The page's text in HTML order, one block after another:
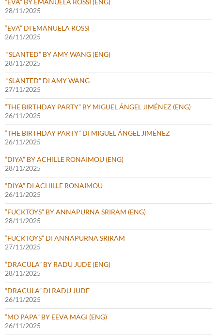
“EVA” BY EMANUELA ROSSI (ENG)
28/11/2025
“EVA” DI EMANUELA ROSSI
26/11/2025
“SLANTED” BY AMY WANG (ENG)
28/11/2025
“SLANTED” DI AMY WANG
27/11/2025
“THE BIRTHDAY PARTY” BY MIGUEL ÁNGEL JIMÉNEZ (ENG)
26/11/2025
“THE BIRTHDAY PARTY” DI MIGUEL ÁNGEL JIMÉNEZ
26/11/2025
“DIYA” BY ACHILLE RONAIMOU (ENG)
28/11/2025
“DIYA” DI ACHILLE RONAIMOU
26/11/2025
“FUCKTOYS” BY ANNAPURNA SRIRAM (ENG)
28/11/2025
“FUCKTOYS” DI ANNAPURNA SRIRAM
27/11/2025
“DRACULA” BY RADU JUDE (ENG)
28/11/2025
“DRACULA” DI RADU JUDE
26/11/2025
“MO PAPA” BY EEVA MÄGI (ENG)
26/11/2025